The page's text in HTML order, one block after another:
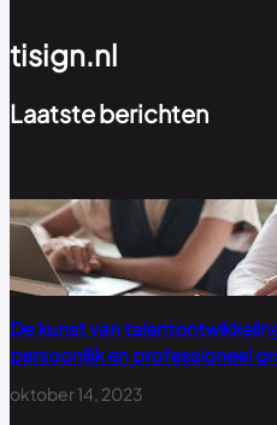
tisign.nl
Laatste berichten
De kunst van
persoonlijk en professioneel
oktober 14, 2023